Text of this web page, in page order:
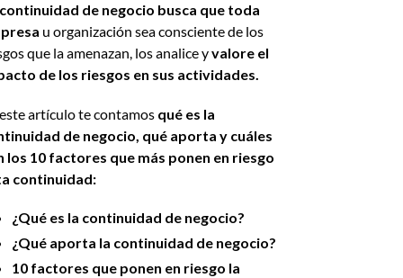
de negocio busca que toda
u organización sea consciente de los
que la amenazan, los analice yvalore el
de los riesgos en sus actividades.
artículo te contamos qué es la
de negocio, qué aporta y cuáles
los 10 factores que más ponen en riesgo
continuidad:
¿Qué es la continuidad de negocio?
¿Qué aporta la continuidad de negocio?
10 factores que ponen en riesgo la